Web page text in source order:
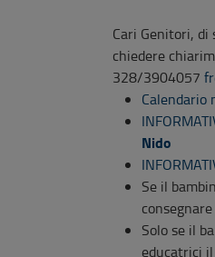
Cari Genitori,
chiedere
328/3904057
Calendario
Nido
Se il
Solo se il
educatrici